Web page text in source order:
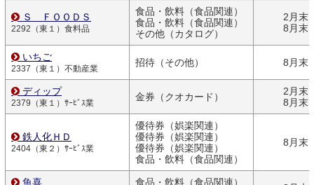
Ｓ ＦＯＯＤＳ
2292（東１）食料品
食品・飲料（食品関連）
食品・飲料（食品関連）
その他（カタログ）
2月末
8月末
いちご
2337（東１）不動産業
招待（その他） 8月末
ディップ
2379（東１）ｻｰﾋﾞｽ業
金券（クオカード）
2月末
8月末
鉄人化ＨＤ
2404（東２）ｻｰﾋﾞｽ業
優待券（娯楽関連）
優待券（娯楽関連）
優待券（娯楽関連）
食品・飲料（食品関連）
8月末
魚喜 食品・飲料（食品関連）